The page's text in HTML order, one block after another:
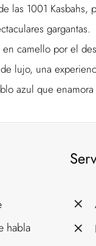
las 1001 Kasbahs,
gargantas.
camello por el
lujo, una
azul que enamora
habla